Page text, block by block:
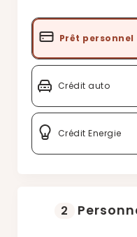
Prêt personnel
Crédit auto
Crédit Energie
2